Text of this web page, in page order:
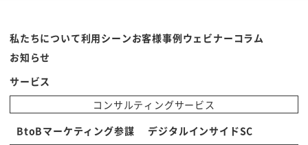
私たちについて利用シーンお客様事例ウェビナー コラム
お知らせ
サービス
コンサルティングサービス
BtoBマーケティング参謀
デジタルインサイドSC